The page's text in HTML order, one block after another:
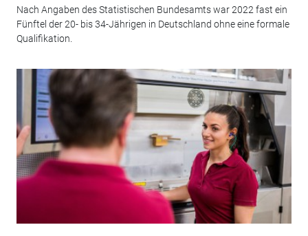
Nach Angaben des Statistischen Bundesamts war 2022 fast ein
Fünftel der 20- bis 34-Jährigen in Deutschland ohne eine formale
Qualifikation.